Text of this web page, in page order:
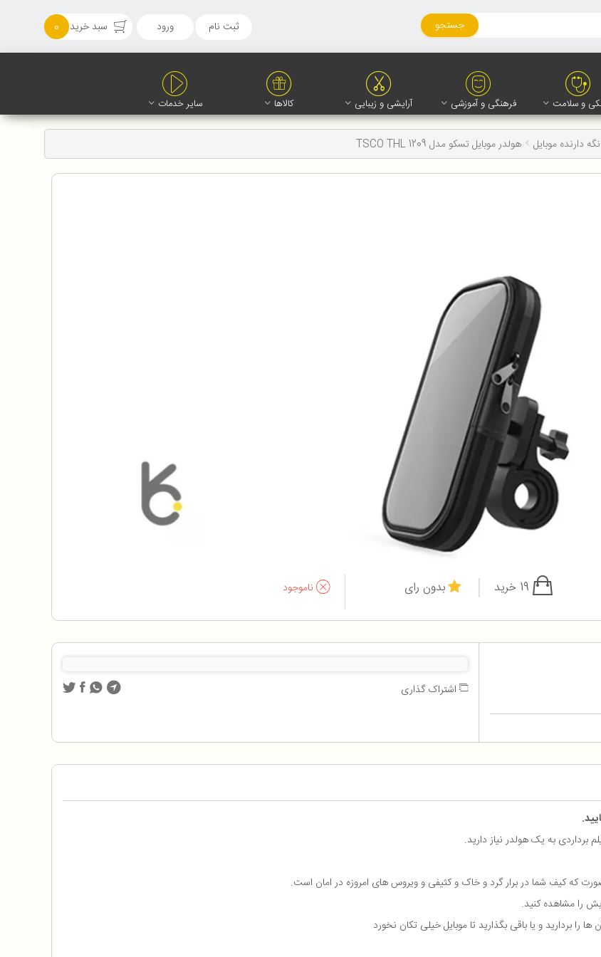
جستجو ثبت نام ورود سبد خرید 0
و سلامت فرهنگی و آموزشی آرایشی و زیبایی کالاها سایر خدمات
نگه دارنده موبایل هولدر موبایل تسکو مدل TSCO THL 1209
بدون رای ناموجود
اشتراک گذاری
به یک هولدر نیاز دارید.
که کیف شما در برار گرد و خاک و کثیفی و ویروس های امروزه در امان است.
را مشاهده کنید.
را بردارید و یا باقی بگذارید تا موبایل خیلی تکان نخورد